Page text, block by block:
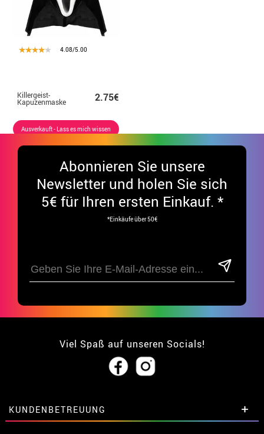
4.08/5.00
Killergeist-
Kapuzenmaske 2.75€
Ausverkauft - Lass es mich wissen
Abonnieren Sie unsere
Newsletter und holen Sie sich
5€ für Ihren ersten Einkauf. *
*Einkäufe über 50€
Viel Spaß auf unseren Socials!
KUNDENBETREUUNG